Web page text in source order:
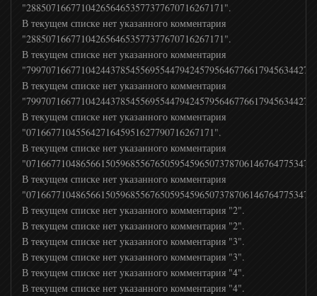
Eurosport 2
Setanta Sports
Сетанта Спорт Плюс
Боец ТВ
Бокс тв
КХЛ ТВ
"2885071667710426564653577377670716267171".
В текущем списке нет указанного комментария
"2885071667710426564653577377670716267171".
В текущем списке нет указанного комментария
В текущем списке нет указанного комментария
В текущем списке нет указанного комментария
"07166771045564271645951627790716267171".
В текущем списке нет указанного комментария
В текущем списке нет указанного комментария
В текущем списке нет указанного комментария "2".
В текущем списке нет указанного комментария "2".
В текущем списке нет указанного комментария "3".
В текущем списке нет указанного комментария "3".
В текущем списке нет указанного комментария "4".
В текущем списке нет указанного комментария "4".